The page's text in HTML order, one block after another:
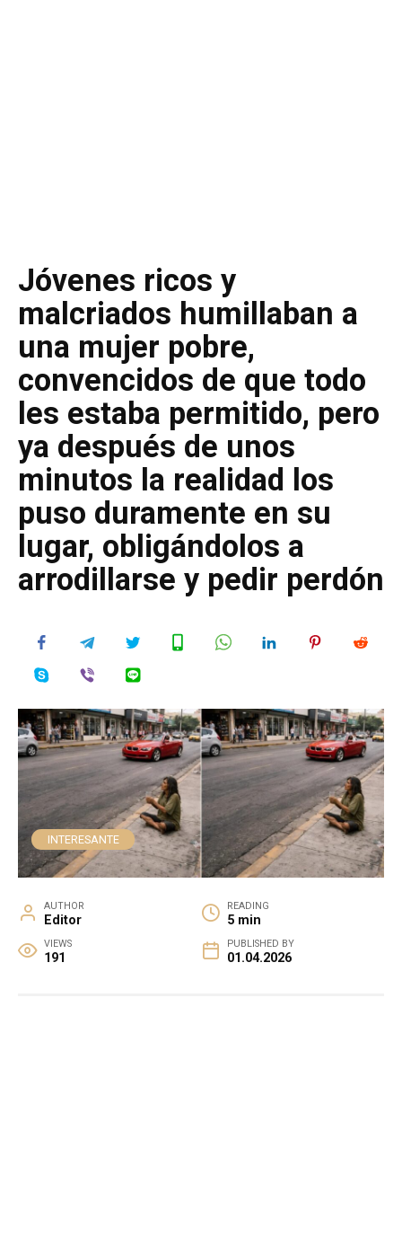
Jóvenes ricos y
malcriados humillaban a
una mujer pobre,
convencidos de que todo
les estaba permitido, pero
ya después de unos
minutos la realidad los
puso duramente en su
lugar, obligándolos a
arrodillarse y pedir perdón
INTERESANTE
AUTHOR
Editor
READING
5 min
VIEWS
191
PUBLISHED BY
01.04.2026